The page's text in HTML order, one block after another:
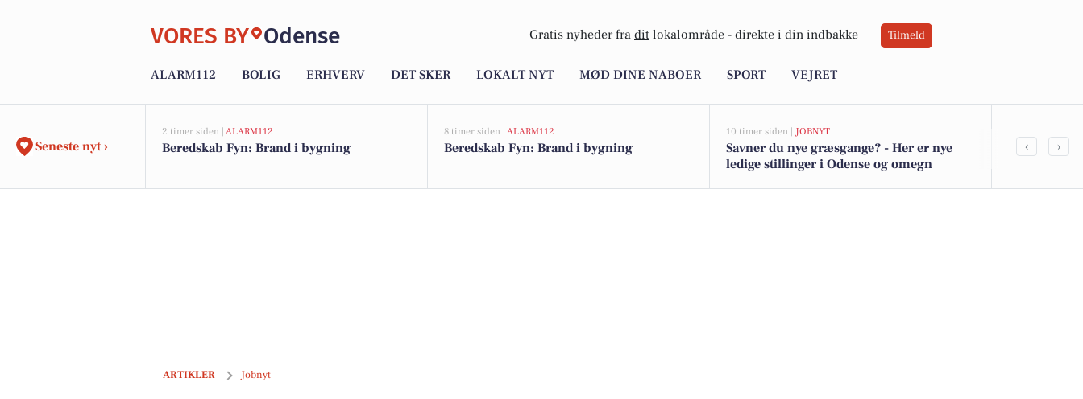
VORES BY Odense Gratis nyheder fra dit lokalområde - direkte i din indbakke Tilmeld
ALARM112 BOLIG ERHVERV DET SKER LOKALT NYT MØD DINE NABOER SPORT VEJRET
Seneste nyt ›
2 timer siden | ALARM112
Beredskab Fyn: Brand i bygning
8 timer siden | ALARM112
Beredskab Fyn: Brand i bygning
10 timer siden | JOBNYT
Savner du nye græsgange? - Her er nye
ledige stillinger i Odense og omegn
‹ ›
ARTIKLER Jobnyt
Bliv serviceassistent og vær en nøgleperson i trygheden på OUH